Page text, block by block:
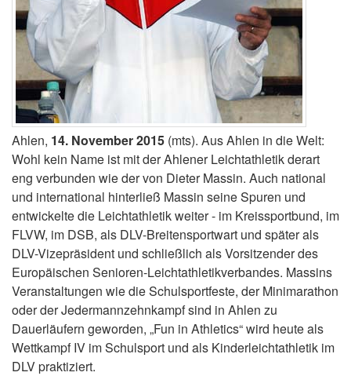
Ahlen, 14. November 2015 (mts). Aus Ahlen in die Welt:
Wohl kein Name ist mit der Ahlener Leichtathletik derart
eng verbunden wie der von Dieter Massin. Auch national
und international hinterließ Massin seine Spuren und
entwickelte die Leichtathletik weiter - im Kreissportbund, im
FLVW, im DSB, als DLV-Breitensportwart und später als
DLV-Vizepräsident und schließlich als Vorsitzender des
Europäischen Senioren-Leichtathletikverbandes. Massins
Veranstaltungen wie die Schulsportfeste, der Minimarathon
oder der Jedermannzehnkampf sind in Ahlen zu
Dauerläufern geworden, „Fun in Athletics“ wird heute als
Wettkampf IV im Schulsport und als Kinderleichtathletik im
DLV praktiziert.